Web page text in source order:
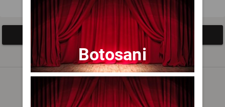
Afisați mai multe evenimente
Noutăți
Botosani